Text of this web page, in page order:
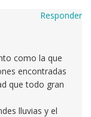
como la que
encontradas
que todo gran
lluvias y el
Responder